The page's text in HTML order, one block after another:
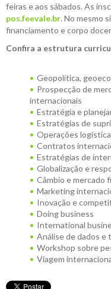
feiras e aos sábados. As
pos.feevale.br. No mesmo
financiamento e corpo
Confira a estrutura
Geopolítica,
Prospecção de
internacionais
Estratégia e
Estratégias de
Operações
Contratos
Estratégias de
Globalização e
Câmbio e mercado
Marketing
Inovação e
Doing business
International
Análise de dados e
Workshop sobre
Viagem